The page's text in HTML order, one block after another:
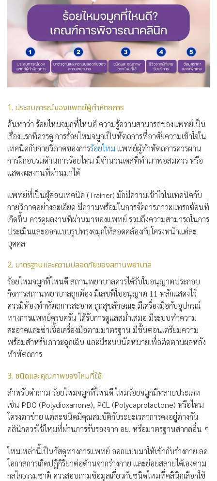
1. ประสบการณ์ของแพทย์ผู้ทำหัตถการ
ค้นหาว่า ร้อยไหมจมูกที่ไหนดี ความรู้ความสามารถของแพทย์เป็น
เรื่องแรกที่ควรดู การร้อยไหมจมูกเป็นหัตถการที่อาศัยความเข้าใจใน
เทคนิคกับกายวิภาคของการร้อยไหม แพทย์ผู้ทำหัตถการควรผ่าน
การฝึกอบรมด้านการร้อยไหม มีจำนวนเคสที่ทำมาพอสมควร หรือ
แสดงผลงานที่ผ่านมาได้
แพทย์ที่เป็นผู้สอนเทคนิค (Trainer) มักมีความเข้าใจในเทคนิคกับ
กายวิภาคอย่างละเอียด มีความพร้อมในการจัดการภาวะแทรกซ้อนที่
เกิดขึ้น ควรดูผลงานที่ผ่านมาของแพทย์ รวมถึงความสามารถในการ
ประเมินและออกแบบรูปทรงจมูกให้สอดคล้องกับโครงหน้าแต่ละ
บุคคล
2. มาตรฐานและความปลอดภัยของสถานพยาบาล
ร้อยไหมจมูกที่ไหนดี สถานพยาบาลควรได้รับใบอนุญาตประกอบ
กิจการสถานพยาบาลถูกต้อง มีเลขที่ใบอนุญาต 11 หลักแสดงไว้
ควรมีห้องทำหัตถการสะอาด ถูกสุขลักษณะ มีเครื่องมือกับอุปกรณ์
ทางการแพทย์ครบครัน ได้รับการดูแลสม่ำเสมอ มีระบบทำความ
สะอาดและฆ่าเชื้อเครื่องมือตามมาตรฐาน มีขั้นตอนเตรียมความ
พร้อมสำหรับภาวะฉุกเฉิน และมีระบบนัดหมายเพื่อติดตามผลหลัง
ทำหัตถการ
3. ชนิดและคุณภาพของไหมที่ใช้
สำหรับคำถาม ร้อยไหมจมูกที่ไหนดี ไหมร้อยจมูกมีหลายประเภท
เช่น PDO (Polydioxanone), PCL (Polycaprolactone) หรือไหม
โครงตาข่าย แต่ละชนิดมีคุณสมบัติกับระยะเวลาการคงอยู่ต่างกัน
คลินิกควรใช้ไหมที่ผ่านการรับรองจาก อย. หรือมาตรฐานสากลอื่น ๆ
ไหมเหล่านี้เป็นวัสดุทางการแพทย์ ออกแบบมาให้เข้ากับร่างกาย ลด
โอกาสการเกิดปฏิกิริยาต่อต้านจากร่างกาย และย่อยสลายได้เองตาม
กลไกธรรมชาติ ควรสอบถามข้อมูลเกี่ยวกับชนิดไหมที่คลินิกเลือกใช้